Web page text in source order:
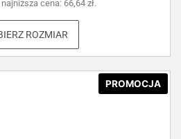
cena: 66,64 zł.
ROZMIAR
PROMOCJA